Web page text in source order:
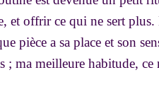
et offrir ce qui ne sert
pièce a sa place et son
; ma meilleure habitude,